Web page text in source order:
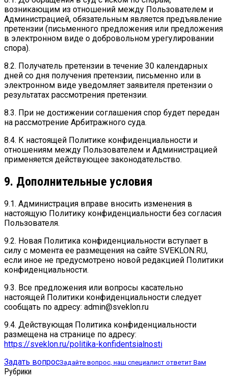
возникающим из отношений между Пользователем и
Администрацией, обязательным является предъявление
претензии (письменного предложения или предложения
в электронном виде о добровольном урегулировании
спора).
8.2. Получатель претензии в течение 30 календарных
дней со дня получения претензии, письменно или в
электронном виде уведомляет заявителя претензии о
результатах рассмотрения претензии.
8.3. При не достижении соглашения спор будет передан
на рассмотрение Арбитражного суда.
8.4. К настоящей Политике конфиденциальности и
отношениям между Пользователем и Администрацией
применяется действующее законодательство.
9. Дополнительные условия
9.1. Администрация вправе вносить изменения в
настоящую Политику конфиденциальности без согласия
Пользователя.
9.2. Новая Политика конфиденциальности вступает в
силу с момента ее размещения на сайте SVEKLON.RU,
если иное не предусмотрено новой редакцией Политики
конфиденциальности.
9.3. Все предложения или вопросы касательно
настоящей Политики конфиденциальности следует
сообщать по адресу: admin@sveklon.ru
9.4. Действующая Политика конфиденциальности
размещена на странице по адресу:
https://sveklon.ru/politika-konfidentsialnosti
Задать вопросЗадайте вопрос, наш специалист ответит Вам
Рубрики